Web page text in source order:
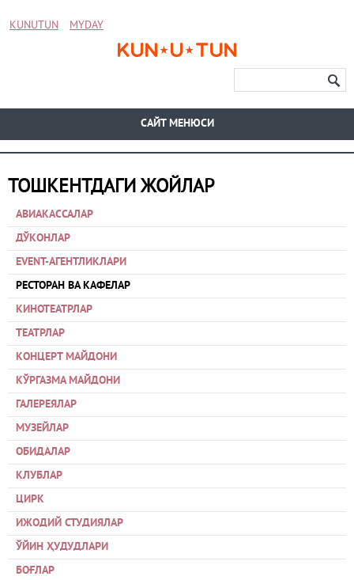
KUNUTUN MYDAY
CАЙТ МЕНЮСИ
ТОШКЕНТДАГИ ЖОЙЛАР
АВИАКАССАЛАР
ДЎКОНЛАР
EVENT-АГЕНТЛИКЛАРИ
РЕСТОРАН ВА КАФЕЛАР
КИНОТЕАТРЛАР
ТЕАТРЛАР
КОНЦЕРТ МАЙДОНИ
КЎРГАЗМА МАЙДОНИ
ГАЛЕРЕЯЛАР
МУЗЕЙЛАР
ОБИДАЛАР
КЛУБЛАР
ЦИРК
ИЖОДИЙ СТУДИЯЛАР
ЎЙИН ҲУДУДЛАРИ
БОҒЛАР